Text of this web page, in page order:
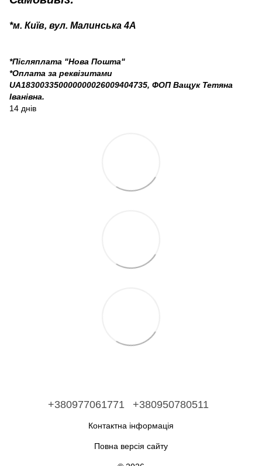
*м. Київ, вул. Малинська 4А
*Післяплата "Нова Пошта"
*Оплата за реквізитами
UA183003350000000026009404735, ФОП Ващук Тетяна
Іванівна.
14 днів
+380977061771 +380950780511
Контактна інформація
Повна версія сайту